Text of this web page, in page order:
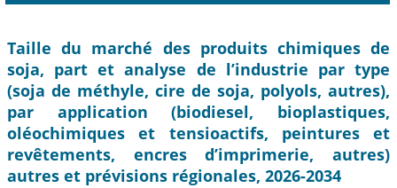
Taille du marché des produits chimiques de
soja, part et analyse de l’industrie par type
(soja de méthyle, cire de soja, polyols, autres),
par application (biodiesel, bioplastiques,
oléochimiques et tensioactifs, peintures et
revêtements, encres d’imprimerie, autres)
autres et prévisions régionales, 2026-2034